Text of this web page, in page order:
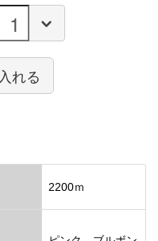
れる
2200ｍ